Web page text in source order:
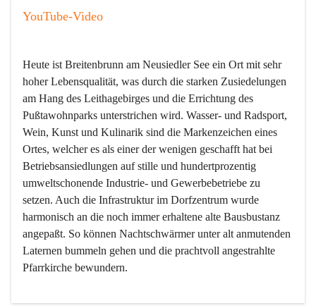
YouTube-Video
Heute ist Breitenbrunn am Neusiedler See ein Ort mit sehr
hoher Lebensqualität, was durch die starken Zusiedelungen
am Hang des Leithagebirges und die Errichtung des
Pußtawohnparks unterstrichen wird. Wasser- und Radsport,
Wein, Kunst und Kulinarik sind die Markenzeichen eines
Ortes, welcher es als einer der wenigen geschafft hat bei
Betriebsansiedlungen auf stille und hundertprozentig
umweltschonende Industrie- und Gewerbebetriebe zu
setzen. Auch die Infrastruktur im Dorfzentrum wurde
harmonisch an die noch immer erhaltene alte Bausbustanz
angepaßt. So können Nachtschwärmer unter alt anmutenden
Laternen bummeln gehen und die prachtvoll angestrahlte
Pfarrkirche bewundern.
Der Weinbau dominert heute nicht mehr, ist aber integrativer